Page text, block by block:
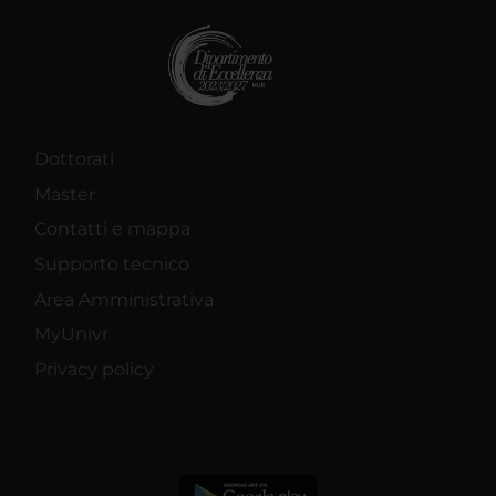
Dottorati
Master
Contatti e mappa
Supporto tecnico
Area Amministrativa
MyUnivr
Privacy policy